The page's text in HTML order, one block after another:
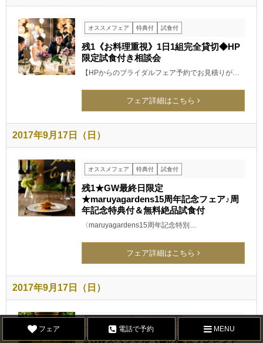
オススメフェア 特典付 試食付
残1《お料理重視》1日1組完全貸切◆HP
限定試食付き相談会
【HPからのブライダルフェア予約でお見積りが…
フェア詳細はこちら
2017年9月17日（日）
オススメフェア 特典付 試食付
残1★GW最終日限定
★maruyagardens15周年記念フェア♪周
年記念特典付＆無料絶品試食付
〈maruyagardens15周年記念特別…
フェア詳細はこちら
2017年9月17日（日）
試食付
☆GWスペシャル《森の挙式プレゼント
フェア 電話で予約 MENU